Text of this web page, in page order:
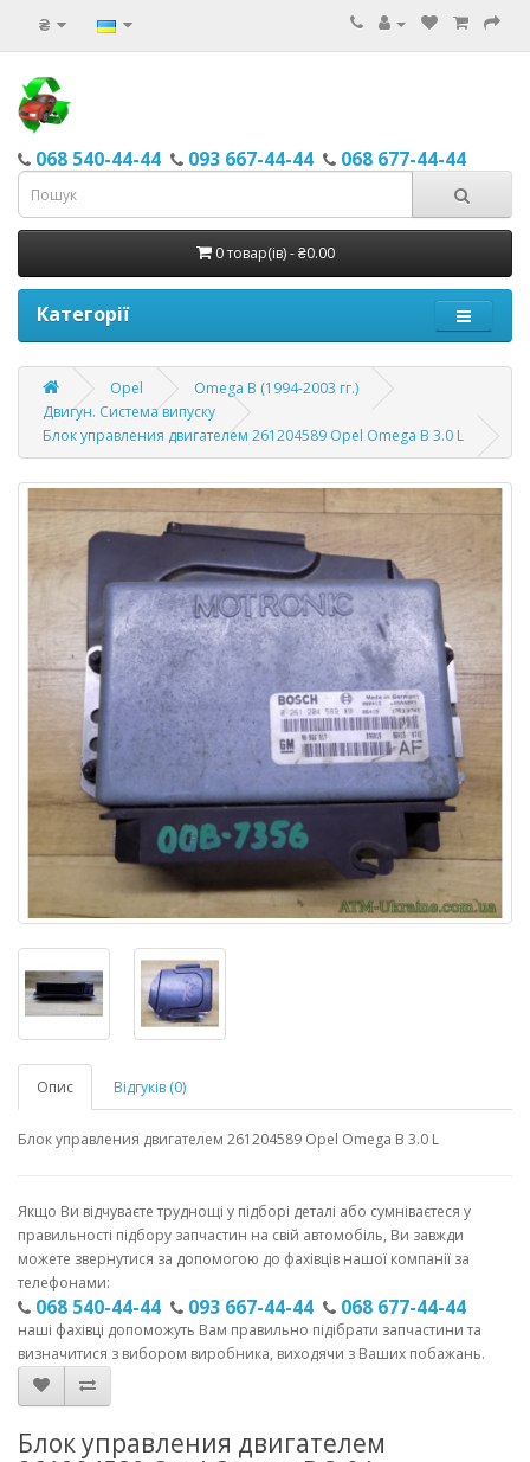
₴
068 540-44-44 093 667-44-44 068 677-44-44
0 товар(ів) - ₴0.00
Категорії
Opel
Omega B (1994-2003 гг.)
Двигун. Система випуску
Блок управления двигателем 261204589 Opel Omega В 3.0 L
Опис Відгуків (0)
Блок управления двигателем 261204589 Opel Omega В 3.0 L
Якщо Ви відчуваєте труднощі у підборі деталі або сумніваєтеся у
правильності підбору запчастин на свій автомобіль, Ви завжди
можете звернутися за допомогою до фахівців нашої компанії за
телефонами:
068 540-44-44 093 667-44-44 068 677-44-44
наші фахівці допоможуть Вам правильно підібрати запчастини та
визначитися з вибором виробника, виходячи з Ваших побажань.
Блок управления двигателем